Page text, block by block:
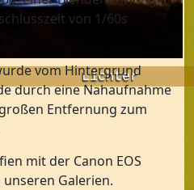
Lichter
von 1/60s
vom Hintergrund
durch eine Nahaufnahme
Entfernung zum
mit der Canon EOS
Galerien.